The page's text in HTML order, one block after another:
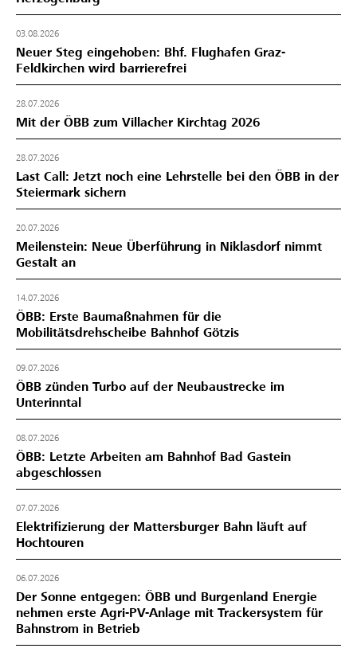
03.08.2026
Neuer Steg eingehoben: Bhf. Flughafen Graz-
Feldkirchen wird barrierefrei
28.07.2026
Mit der ÖBB zum Villacher Kirchtag 2026
28.07.2026
Last Call: Jetzt noch eine Lehrstelle bei den ÖBB in der
Steiermark sichern
20.07.2026
Meilenstein: Neue Überführung in Niklasdorf nimmt
Gestalt an
14.07.2026
ÖBB: Erste Baumaßnahmen für die
Mobilitätsdrehscheibe Bahnhof Götzis
09.07.2026
ÖBB zünden Turbo auf der Neubaustrecke im
Unterinntal
08.07.2026
ÖBB: Letzte Arbeiten am Bahnhof Bad Gastein
abgeschlossen
07.07.2026
Elektrifizierung der Mattersburger Bahn läuft auf
Hochtouren
06.07.2026
Der Sonne entgegen: ÖBB und Burgenland Energie
nehmen erste Agri-PV-Anlage mit Trackersystem für
Bahnstrom in Betrieb